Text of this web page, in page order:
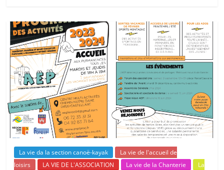
La vie da la section canoë-kayak
La vie de l'accueil de
loisirs
LA VIE DE L'ASSOCIATION La vie de la Chanterie
La